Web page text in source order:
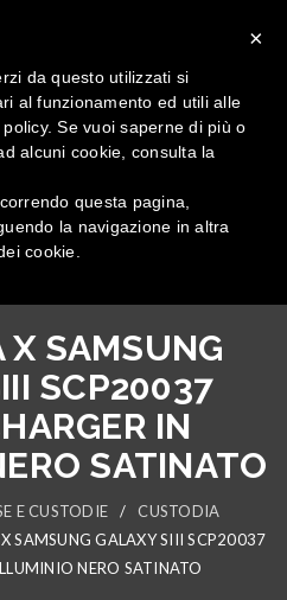
SAMSUNG
SCP20037
IN
SATINATO
E CUSTODIE /
CUSTODIA
SAMSUNG GALAXY SIII SCP20037
NERO SATINATO
×
da questo utilizzati si
al funzionamento ed utili alle
Se vuoi saperne di più o
alcuni cookie, consulta la
questa pagina,
la navigazione in altra
cookie.